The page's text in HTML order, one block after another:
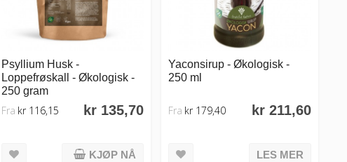
Psyllium Husk -
Loppefrøskall - Økologisk -
250 gram
kr 135,70
Fra kr 116,15
KJØP NÅ
Yaconsirup - Økologisk -
250 ml
kr 211,60
Fra kr 179,40
LES MER